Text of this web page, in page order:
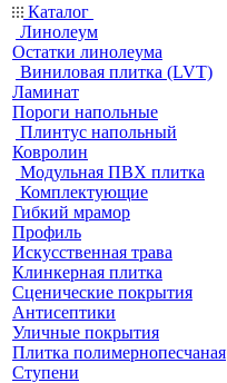
Каталог
Линолеум
Остатки линолеума
Виниловая плитка (LVT)
Ламинат
Пороги напольные
Плинтус напольный
Ковролин
Модульная ПВХ плитка
Комплектующие
Гибкий мрамор
Профиль
Искусственная трава
Клинкерная плитка
Сценические покрытия
Антисептики
Уличные покрытия
Плитка полимернопесчаная
Ступени